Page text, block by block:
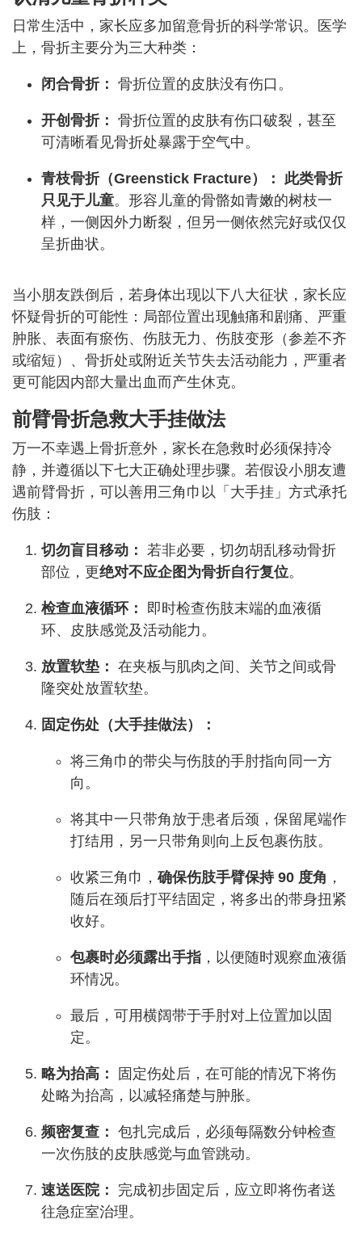
日常生活中，家长应多加留意骨折的科学常识。医学
上，骨折主要分为三大种类：
闭合骨折： 骨折位置的皮肤没有伤口。
开创骨折： 骨折位置的皮肤有伤口破裂，甚至
可清晰看见骨折处暴露于空气中。
青枝骨折（Greenstick Fracture）： 此类骨折
只见于儿童。形容儿童的骨骼如青嫩的树枝一
样，一侧因外力断裂，但另一侧依然完好或仅仅
呈折曲状。
当小朋友跌倒后，若身体出现以下八大征状，家长应
怀疑骨折的可能性：局部位置出现触痛和剧痛、严重
肿胀、表面有瘀伤、伤肢无力、伤肢变形（参差不齐
或缩短）、骨折处或附近关节失去活动能力，严重者
更可能因内部大量出血而产生休克。
前臂骨折急救大手挂做法
万一不幸遇上骨折意外，家长在急救时必须保持冷
静，并遵循以下七大正确处理步骤。若假设小朋友遭
遇前臂骨折，可以善用三角巾以「大手挂」方式承托
伤肢：
切勿盲目移动： 若非必要，切勿胡乱移动骨折
部位，更绝对不应企图为骨折自行复位。
检查血液循环：
即时检查伤肢末端的血液循
环、皮肤感觉及活动能力。
放置软垫： 在夹板与肌肉之间、关节之间或骨
隆突处放置软垫。
固定伤处（大手挂做法）：
将三角巾的带尖与伤肢的手肘指向同一方
向。
将其中一只带角放于患者后颈，保留尾端作
打结用，另一只带角则向上反包裹伤肢。
收紧三角巾，确保伤肢手臂保持 90 度角 ，
随后在颈后打平结固定，将多出的带身扭紧
收好。
包裹时必须露出手指 ，以便随时观察血液循
环情况。
最后，可用横阔带于手肘对上位置加以固
定。
略为抬高：
固定伤处后，在可能的情况下将伤
处略为抬高，以减轻痛楚与肿胀。
频密复查： 包扎完成后，必须每隔数分钟检查
一次伤肢的皮肤感觉与血管跳动。
速送医院：
完成初步固定后，应立即将伤者送
往急症室治理。